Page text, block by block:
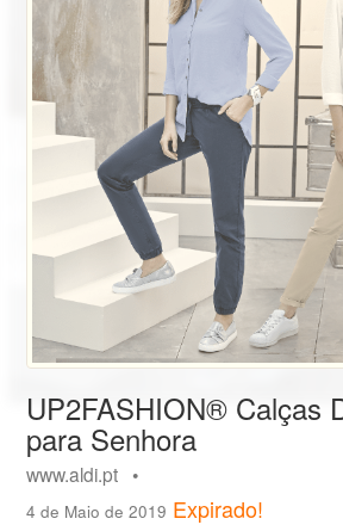
UP2FASHION® Calças
para Senhora
www.aldi.pt •
4 de Maio de 2019 Expirado!